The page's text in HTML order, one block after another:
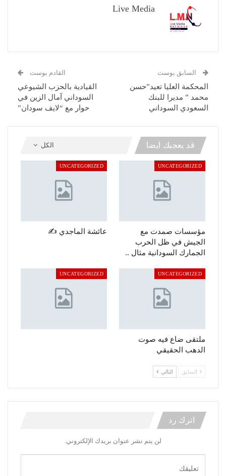
Live Media
السابق بوست
المحكمة العليا تعيد”حسن
محمد ” مديرا للبنك
السعودي السوداني
القادم بوست
القيادية بالحزب الشيوعي
السوداني آمال الزين في
حوار مع “لايف سودان”
الكل قد يعجبك ايضا
UNCATEGORIZED
مؤسسات صمدت مع
الجيش في ظل الحرب
الجمارك السودانية مثال ..
UNCATEGORIZED
عائشة الماجدي ✍️
UNCATEGORIZED
ملتقى ضاع فيه صوت
الدهب الحقيقي
UNCATEGORIZED
السابق التالي
اترك رد
لن يتم نشر عنوان بريدك الإلكتروني.